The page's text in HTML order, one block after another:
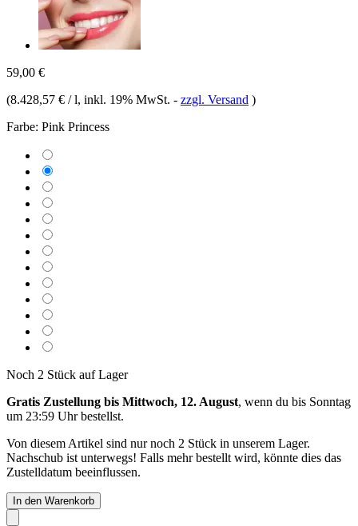
59,00 €
(8.428,57 € / l, inkl. 19% MwSt. - zzgl. Versand )
Farbe: Pink Princess
Noch 2 Stück auf Lager
Gratis Zustellung bis Mittwoch, 12. August, wenn du bis Sonntag
um 23:59 Uhrbestellst.
Von diesem Artikel sind nur noch 2 Stück in unserem Lager.
Nachschub ist unterwegs! Falls mehr bestellt wird, könnte dies das
Zustelldatum beeinflussen.
In den Warenkorb